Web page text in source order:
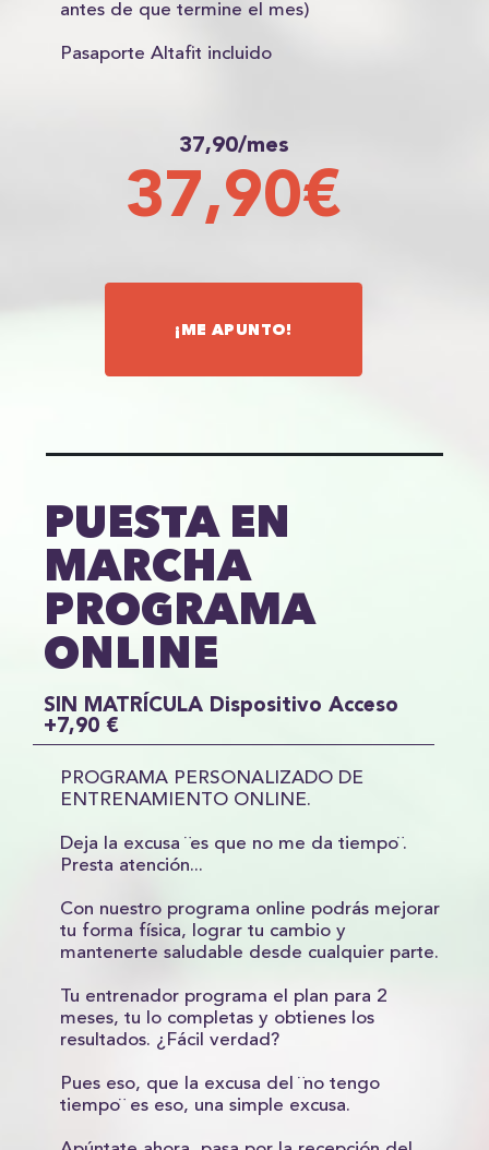
antes de que termine el mes)
Pasaporte Altafit incluido
37,90/mes
37,90€
¡ME APUNTO!
PUESTA EN
MARCHA
PROGRAMA
ONLINE
SIN MATRÍCULA Dispositivo Acceso
+7,90 €
PROGRAMA PERSONALIZADO DE
ENTRENAMIENTO ONLINE.
Deja la excusa ¨es que no me da tiempo¨.
Presta atención...
Con nuestro programa online podrás mejorar
tu forma física, lograr tu cambio y
mantenerte saludable desde cualquier parte.
Tu entrenador programa el plan para 2
meses, tu lo completas y obtienes los
resultados. ¿Fácil verdad?
Pues eso, que la excusa del ¨no tengo
tiempo¨ es eso, una simple excusa.